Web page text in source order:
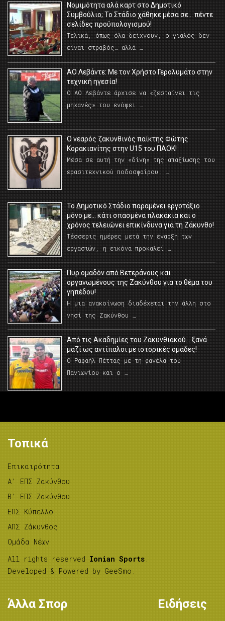
Νομιμότητα αλά καρτ στο Δημοτικό
Συμβούλιο; Το Στάδιο χάθηκε μέσα σε… πέντε
σελίδες προϋπολογισμού!
Τελικά, όπως όλα δείχνουν, ο γιαλός δεν
είναι στραβός… αλλά …
ΑΟ Λεβάντε: Με τον Χρήστο Γερολυμάτο στην
τεχνική ηγεσία!
Ο ΑΟ Λεβάντε άρχισε να «ζεσταίνει τις
μηχανές» του ενόψει …
O νεαρός ζακυνθινός παίκτης Φώτης
Κορακιανίτης στην U15 του ΠΑΟΚ!
Μέσα σε αυτή την «δίνη» της απαξίωσης του
ερασιτεχνικού ποδοσφαίρου. …
Το Δημοτικό Στάδιο παραμένει εργοτάξιο
μόνο με… κάτι σπασμένα πλακάκια και ο
χρόνος τελειώνει επικίνδυνα για τη Ζάκυνθο!
Τέσσερις ημέρες μετά την έναρξη των
εργασιών, η εικόνα προκαλεί …
Πυρ ομαδόν από Βετεράνους και
οργανωμένους της Ζακύνθου για το θέμα του
γηπέδου!
Η μια ανακοίνωση διαδέχεται την άλλη στο
νησί της Ζακύνθου …
Από τις Ακαδημίες του Ζακυνθιακού… ξανά
μαζί ως αντίπαλοι με ιστορικές ομάδες!
Ο Ραφαήλ Πέττας με τη φανέλα του
Πανιωνίου και ο …
Τοπικά
Επικαιρότητα
A’ ΕΠΣ Ζακύνθου
B’ ΕΠΣ Ζακύνθου
ΕΠΣ Κύπελλο
ΑΠΣ Ζάκυνθος
Ομάδα Νέων
All rights reserved Ionian Sports .
Developed & Powered by GeeSmo .
Άλλα Σπορ Ειδήσεις